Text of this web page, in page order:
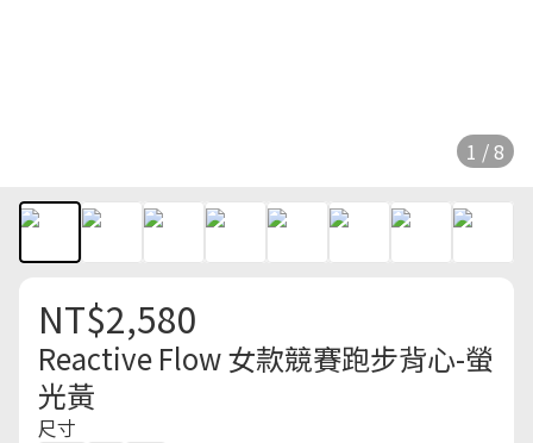
1 / 8
NT$2,580
Reactive Flow 女款競賽跑步背心-螢
光黃
尺寸